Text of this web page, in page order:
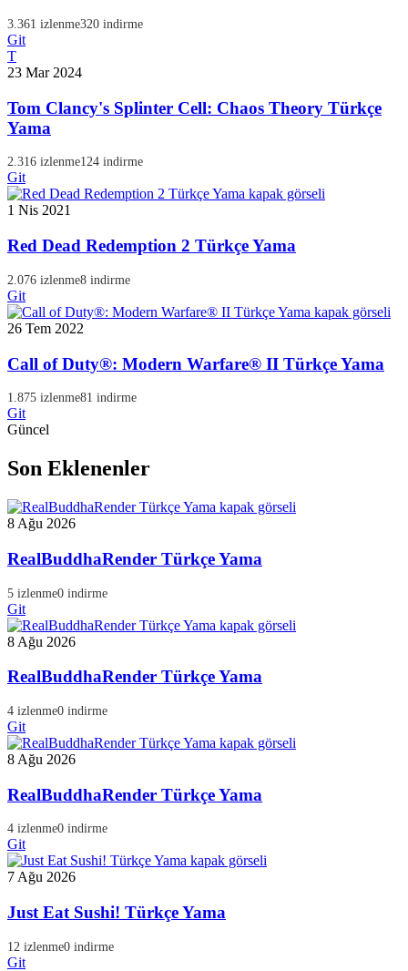
3.361 izlenme320 indirme
Git
T
23 Mar 2024
Tom Clancy's Splinter Cell: Chaos Theory Türkçe
Yama
2.316 izlenme124 indirme
Git
1 Nis 2021
Red Dead Redemption 2 Türkçe Yama
2.076 izlenme8 indirme
Git
26 Tem 2022
Call of Duty®: Modern Warfare® II Türkçe Yama
1.875 izlenme81 indirme
Git
Güncel
Son Eklenenler
8 Ağu 2026
RealBuddhaRender Türkçe Yama
5 izlenme0 indirme
Git
8 Ağu 2026
RealBuddhaRender Türkçe Yama
4 izlenme0 indirme
Git
8 Ağu 2026
RealBuddhaRender Türkçe Yama
4 izlenme0 indirme
Git
7 Ağu 2026
Just Eat Sushi! Türkçe Yama
12 izlenme0 indirme
Git